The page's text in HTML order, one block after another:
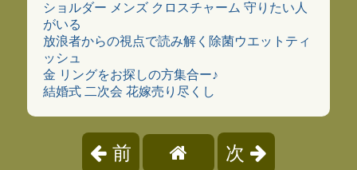
ショルダー メンズ クロスチャーム 守りたい人
がいる
放浪者からの視点で読み解く除菌ウエットティ
ッシュ
金 リングをお探しの方集合ー♪
結婚式 二次会 花嫁売り尽くし
前 次